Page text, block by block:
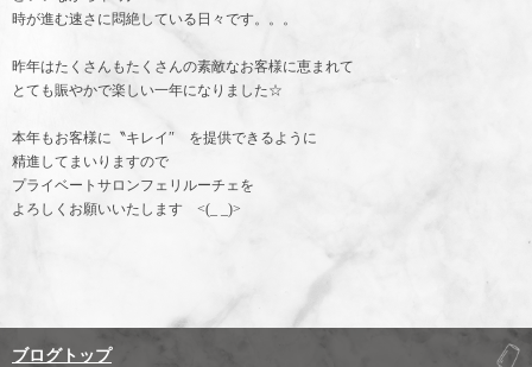
時が進む速さに悶絶している日々です。。。
昨年はたくさんもたくさんの素敵なお客様に恵まれて
とても賑やかで楽しい一年になりました☆
本年もお客様に〝キレイ″ を提供できるように
精進してまいりますので
プライベートサロンフェリルーチェを
よろしくお願いいたします <(_ _)>
ブログトップ